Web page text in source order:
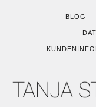
BLOG